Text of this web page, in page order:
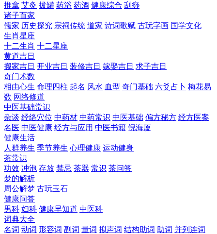
推拿 艾灸 拔罐 药浴 药酒 健康综合 刮痧
诸子百家
儒家 历史探究 宗祠传统 道家 诗词歌赋 古玩字画 国学文化
生肖星座
十二生肖 十二星座
黄道吉日
搬家吉日 开业吉日 装修吉日 嫁娶吉日 求子吉日
奇门术数
相由心生 命理四柱 起名 风水 血型 奇门基础 六爻占卜 梅花易
数 网络修道
中医基础常识
杂谈 经络穴位 中药材 中药常识 中医基础 偏方秘方 经方医案
名医 中医健康 经方与应用 中医书籍 倪海厦
健康生活
人群养生 季节养生 心理健康 运动健身
茶常识
功效 冲泡 存放 禁忌 茶器 常识 茶问答
梦的解析
周公解梦 古玩玉石
健康问答
男科 妇科 健康早知道 中医科
词典大全
名词 动词 形容词 副词 量词 拟声词 结构助词 助词 并列连词